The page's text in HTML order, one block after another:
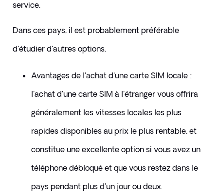
service.
Dans ces pays, il est probablement préférable
d'étudier d'autres options.
​​Avantages de l'achat d'une carte SIM locale :
l'achat d'une carte SIM à l'étranger vous offrira
généralement les vitesses locales les plus
rapides disponibles au prix le plus rentable, et
constitue une excellente option si vous avez un
téléphone débloqué et que vous restez dans le
pays pendant plus d'un jour ou deux.